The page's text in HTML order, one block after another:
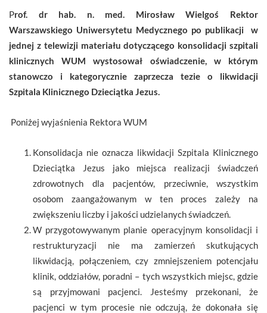
Prof. dr hab. n. med. Mirosław Wielgoś Rektor
Warszawskiego Uniwersytetu Medycznego po publikacji w
jednej z telewizji materiału dotyczącego konsolidacji szpitali
klinicznych WUM wystosował oświadczenie, w którym
stanowczo i kategorycznie zaprzecza tezie o likwidacji
Szpitala Klinicznego Dzieciątka Jezus.
Poniżej wyjaśnienia Rektora WUM
Konsolidacja nie oznacza likwidacji Szpitala Klinicznego
Dzieciątka Jezus jako miejsca realizacji świadczeń
zdrowotnych dla pacjentów, przeciwnie, wszystkim
osobom zaangażowanym w ten proces zależy na
zwiększeniu liczby i jakości udzielanych świadczeń.
W przygotowywanym planie operacyjnym konsolidacji i
restrukturyzacji nie ma zamierzeń skutkujących
likwidacją, połączeniem, czy zmniejszeniem potencjału
klinik, oddziałów, poradni – tych wszystkich miejsc, gdzie
są przyjmowani pacjenci. Jesteśmy przekonani, że
pacjenci w tym procesie nie odczują, że dokonała się